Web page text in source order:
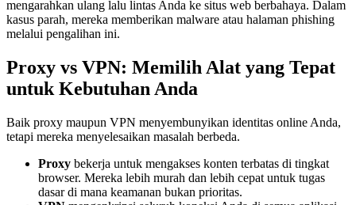
mengarahkan ulang lalu lintas Anda ke situs web berbahaya. Dalam
kasus parah, mereka memberikan malware atau halaman phishing
melalui pengalihan ini.
Proxy vs VPN: Memilih Alat yang Tepat
untuk Kebutuhan Anda
Baik proxy maupun VPN menyembunyikan identitas online Anda,
tetapi mereka menyelesaikan masalah berbeda.
Proxy bekerja untuk mengakses konten terbatas di tingkat
browser. Mereka lebih murah dan lebih cepat untuk tugas
dasar di mana keamanan bukan prioritas.